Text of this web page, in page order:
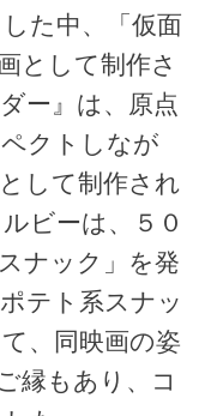
た中、「仮面
として制作さ
ー』は、原点
クトしなが
して制作され
ビーは、５０
ナック」を発
テト系スナッ
、同映画の姿
縁もあり、コ